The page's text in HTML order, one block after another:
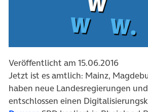
Veröffentlicht am 15.06.2016
Jetzt ist es amtlich: Mainz,
haben neue Landesregierungen
entschlossen einen